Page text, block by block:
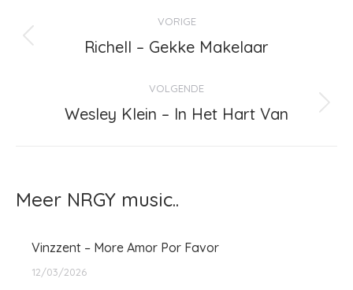
navigatie
VORIGE
Vorig
Richell – Gekke Makelaar
VOLGENDE
Volgend
Wesley Klein – In Het Hart Van
Meer NRGY music..
Vinzzent – More Amor Por Favor
12/03/2026